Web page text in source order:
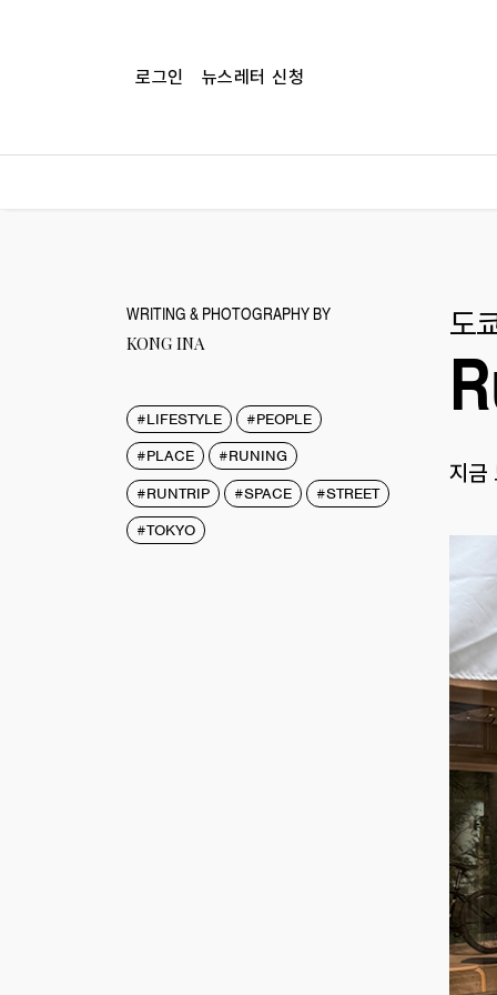
로그인 뉴스레터 신청
WRITING & PHOTOGRAPHY BY
KONG INA
#LIFESTYLE
#PEOPLE
#PLACE
#RUNING
#RUNTRIP
#SPACE
#STREET
#TOKYO
도
지금